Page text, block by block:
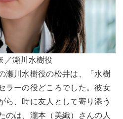
／瀬川水樹役
瀬川水樹役の松井は、「水樹
ラーの役どころでした。彼女
ら、時に友人として寄り添う
のは、瀧本（美織）さんの人